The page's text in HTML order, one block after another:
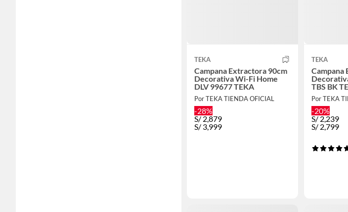
TEKA
Campana Extractora 90cm
Decorativa Wi-Fi Home
DLV 99677 TEKA
Por TEKA TIENDA OFICIAL
-28%
S/2,879
S/ 3,999
TEKA
Campana
TBS BK
Por TEKA
-20%
S/2,239
S/ 2,799